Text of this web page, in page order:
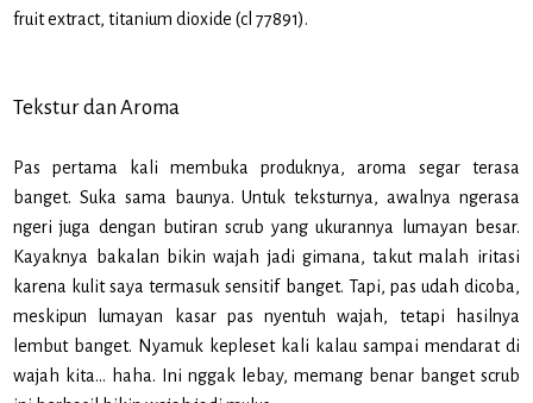
fruit extract, titanium dioxide (cl 77891).
Tekstur dan Aroma
Pas pertama kali membuka produknya, aroma segar terasa
banget. Suka sama baunya. Untuk teksturnya, awalnya ngerasa
ngeri juga dengan butiran scrub yang ukurannya lumayan besar.
Kayaknya bakalan bikin wajah jadi gimana, takut malah iritasi
karena kulit saya termasuk sensitif banget. Tapi, pas udah dicoba,
meskipun lumayan kasar pas nyentuh wajah, tetapi hasilnya
lembut banget. Nyamuk kepleset kali kalau sampai mendarat di
wajah kita… haha. Ini nggak lebay, memang benar banget scrub